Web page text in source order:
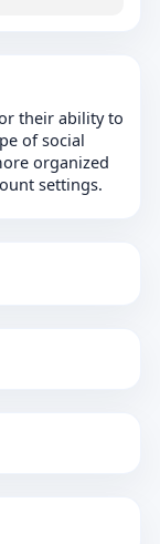
their ability to
of social
organized
settings.